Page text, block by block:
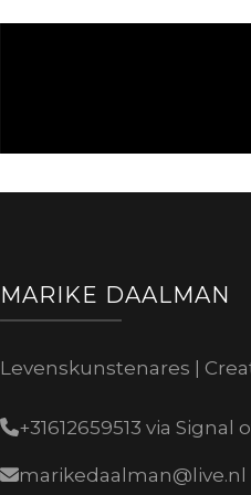
MARIKE DAALMAN
Levenskunstenares |
+31612659513 via Signal
marikedaalman@live.nl